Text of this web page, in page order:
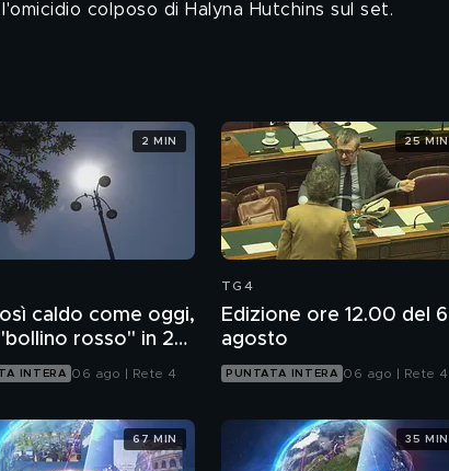
colposo di Halyna Hutchins sul set.
caldo come oggi,
rosso" in 27
INTERA 06 ago | Rete 4
2 MIN
TG4
Edizione ore 12.00 del 6
agosto
PUNTATA INTERA 06 ago | Rete 4
25 MIN
67 MIN 35 MIN